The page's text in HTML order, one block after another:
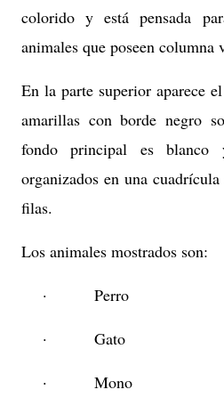
colorido y está pensada
animales que poseen columna
En la parte superior aparece
amarillas con borde negro
fondo principal es blanco
organizados en una
filas.
Los animales mostrados son:
· Perro
· Gato
· Mono